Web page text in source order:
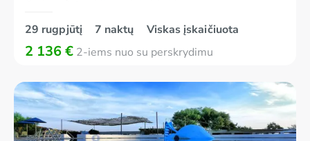
29 rugpjūtį 7 naktų Viskas įskaičiuota
2 136 € 2-iems nuo su perskrydimu